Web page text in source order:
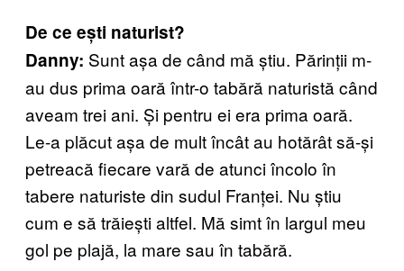
De ce ești naturist?
Danny: Sunt așa de când mă știu. Părinții m-
au dus prima oară într-o tabără naturistă când
aveam trei ani. Și pentru ei era prima oară.
Le-a plăcut așa de mult încât au hotărât să-și
petreacă fiecare vară de atunci încolo în
tabere naturiste din sudul Franței. Nu știu
cum e să trăiești altfel. Mă simt în largul meu
gol pe plajă, la mare sau în tabără.